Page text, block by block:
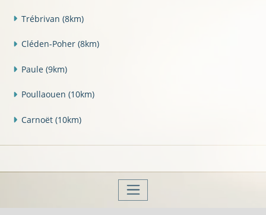
Trébrivan (8km)
Cléden-Poher (8km)
Paule (9km)
Poullaouen (10km)
Carnoët (10km)